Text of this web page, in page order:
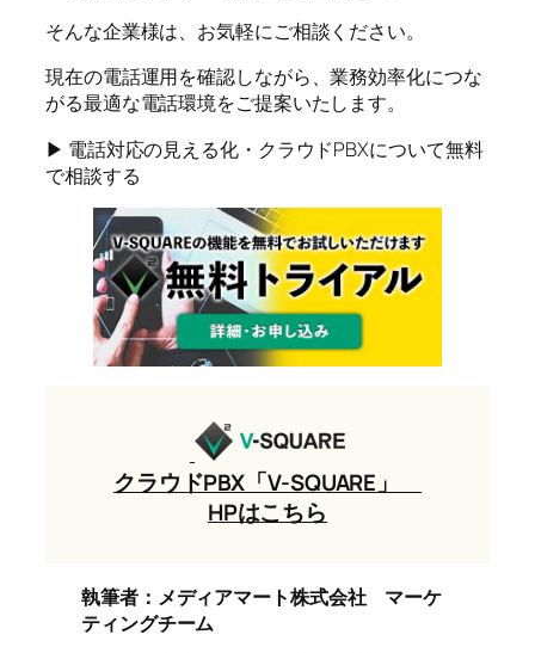
そんな企業様は、お気軽にご相談ください。
現在の電話運用を確認しながら、業務効率化につな
がる最適な電話環境をご提案いたします。
▶ 電話対応の見える化・クラウドPBXについて無料
で相談する
クラウドPBX「V-SQUARE」
HPはこちら
執筆者：メディアマート株式会社 マーケ
ティングチーム